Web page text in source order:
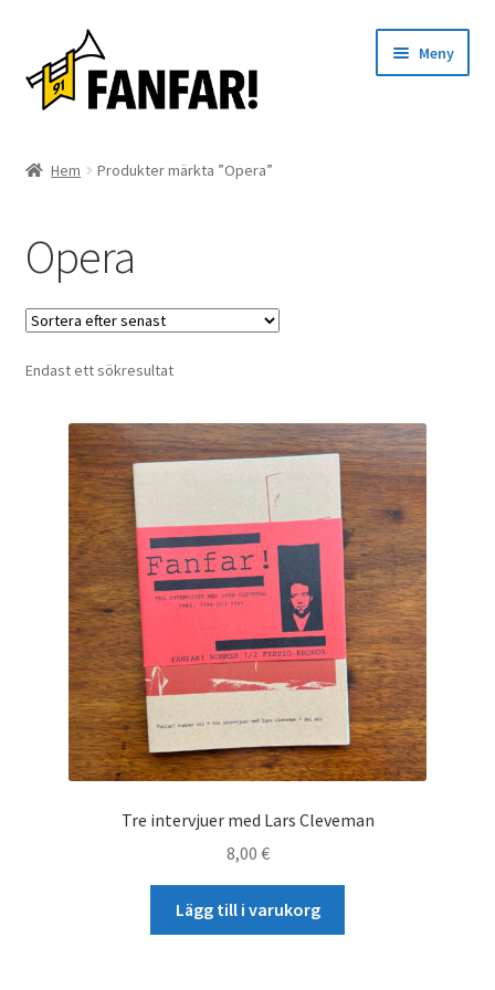
till
navigering
till
innehåll
Meny
Evenemang
Artiklar
Om oss
Kontakt
English
Hem Produkter märkta ”Opera”
Opera
Endast ett sökresultat
Tre intervjuer med Lars Cleveman
8,00 €
Lägg till i varukorg